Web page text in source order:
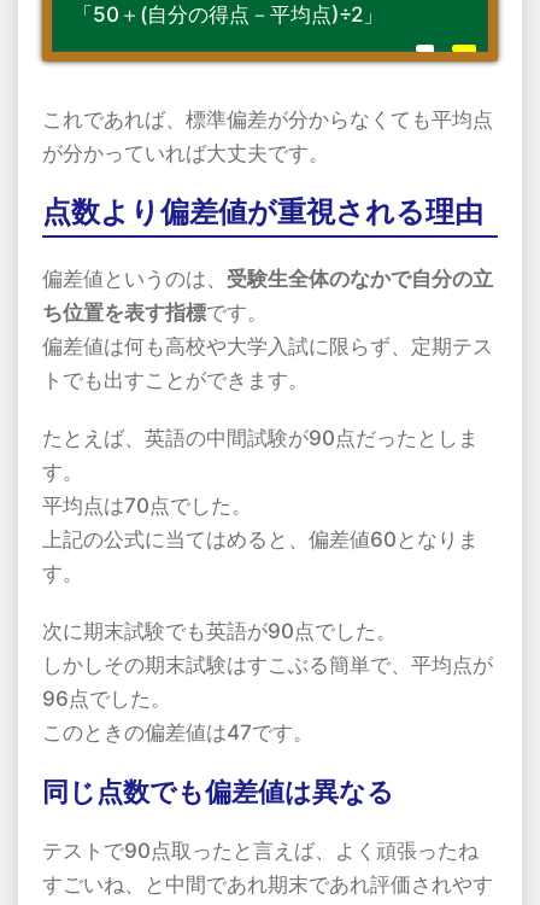
「50＋(自分の得点－平均点)÷2」
これであれば、標準偏差が分からなくても平均点
が分かっていれば大丈夫です。
点数より偏差値が重視される理由
偏差値というのは、 受験生全体のなかで自分の立
ち位置を表す指標です。
偏差値は何も高校や大学入試に限らず、定期テス
トでも出すことができます。
たとえば、英語の中間試験が90点だったとしま
す。
平均点は70点でした。
上記の公式に当てはめると、偏差値60となりま
す。
次に期末試験でも英語が90点でした。
しかしその期末試験はすこぶる簡単で、平均点が
96点でした。
このときの偏差値は47です。
同じ点数でも偏差値は異なる
テストで90点取ったと言えば、よく頑張ったね
すごいね、と中間であれ期末であれ評価されやす